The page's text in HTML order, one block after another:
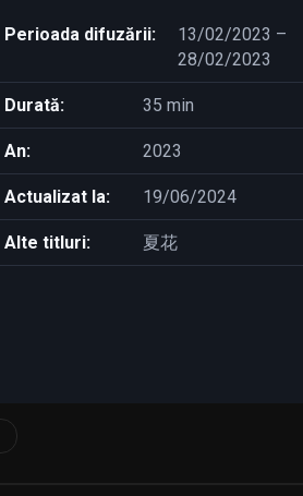
Perioada difuzării:
13/02/2023 –
28/02/2023
Durată: 35 min
An: 2023
Actualizat la: 19/06/2024
Alte titluri: 夏花